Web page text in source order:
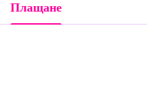
Плащане